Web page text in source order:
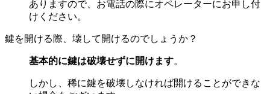
ありますので、お電話の際にオペレーターにお申し付
けください。
鍵を開ける際、壊して開けるのでしょうか？
基本的に鍵は破壊せずに開けます。
しかし、稀に鍵を破壊しなければ開けることができな